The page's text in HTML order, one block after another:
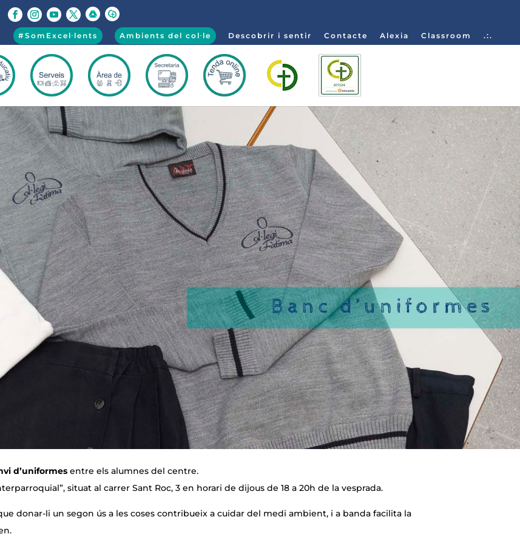
#SomExcel·lents Ambients del col·le Descobrir i sentir Contacte Alexia Classroom .:.
d’uniformes entre els alumnes del centre.
situat al carrer Sant Roc, 3 en horari de dijous de 18 a 20h de la vesprada.
donar-li un segon ús a les coses contribueix a cuidar del medi ambient, i a banda facilita la